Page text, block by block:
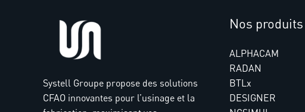
Systell Groupe propose des solutions
CFAO innovantes pour l’usinage et la
Nos produits
ALPHACAM
RADAN
BTLx
DESIGNER